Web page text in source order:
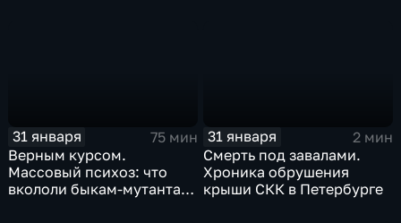
31 января
75 мин
Верным курсом.
Массовый психоз: что
вкололи быкам-мутантам,
31 января
2 мин
Смерть под завалами.
Хроника обрушения
крыши СКК в Петербурге